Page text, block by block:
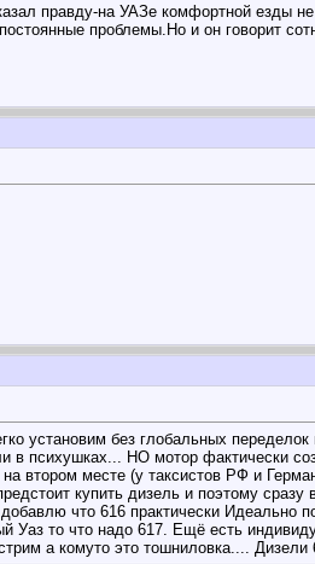
правду-на УАЗе комфортной езды
проблемы.Но и он говорит
установим без глобальных
в психушках... НО мотор фактически
втором месте (у таксистов РФ и
купить дизель и поэтому
что 616 практически Идеально
Уаз то что надо 617. Ещё есть
а комуто это тошниловка....